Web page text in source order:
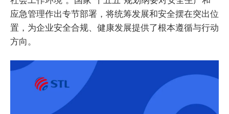
应急管理作出专节部署，将统筹发展和安全摆在突出位
置，为企业安全合规、健康发展提供了根本遵循与行动
方向。